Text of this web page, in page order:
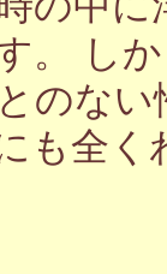
。 し
のな
も全く